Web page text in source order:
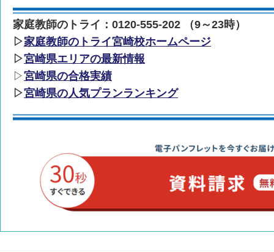
家庭教師のトライ：0120-555-202 （9～23時）
▷家庭教師のトライ宮崎校ホームページ
▷宮崎県エリアの最新情報
▷宮崎県の合格実績
▷宮崎県の人気プランランキング